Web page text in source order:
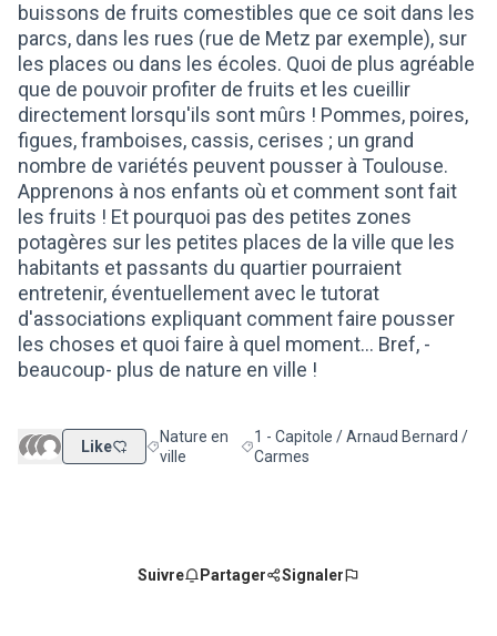
buissons de fruits comestibles que ce soit dans les
parcs, dans les rues (rue de Metz par exemple), sur
les places ou dans les écoles. Quoi de plus agréable
que de pouvoir profiter de fruits et les cueillir
directement lorsqu'ils sont mûrs ! Pommes, poires,
figues, framboises, cassis, cerises ; un grand
nombre de variétés peuvent pousser à Toulouse.
Apprenons à nos enfants où et comment sont fait
les fruits ! Et pourquoi pas des petites zones
potagères sur les petites places de la ville que les
habitants et passants du quartier pourraient
entretenir, éventuellement avec le tutorat
d'associations expliquant comment faire pousser
les choses et quoi faire à quel moment... Bref, -
beaucoup- plus de nature en ville !
Like Filtrer les résultats de la catégorie : Nature en ville
Nature en
ville
Filtrer les résultats pour le secteur :
1 - Capitole / Arnaud Bernard /
Carmes
Suivre Partager Signaler